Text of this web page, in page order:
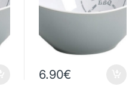
6.90€